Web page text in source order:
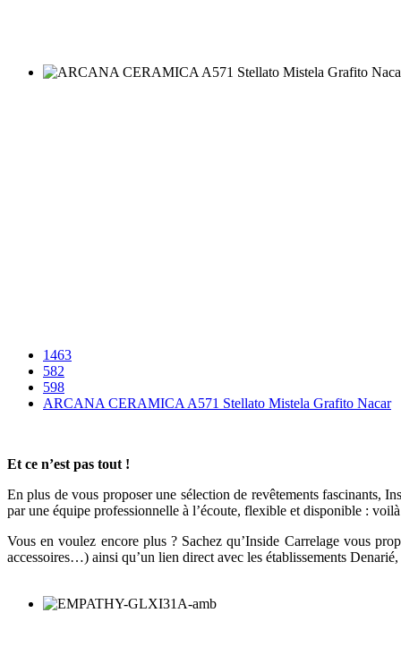
1463
582
598
ARCANA CERAMICA A571 Stellato Mistela Grafito Nacar
Et ce n’est pas tout !
En plus de vous proposer une sélection de revêtements fascinants,
par une équipe professionnelle à l’écoute, flexible et disponible :
Vous en voulez encore plus ? Sachez qu’Inside Carrelage vous
accessoires…) ainsi qu’un lien direct avec les établissements